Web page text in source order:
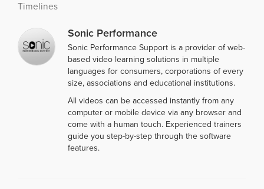
Timelines
Sonic Performance
Sonic Performance Support is a provider of web-
based video learning solutions in multiple
languages for consumers, corporations of every
size, associations and educational institutions.
All videos can be accessed instantly from any
computer or mobile device via any browser and
come with a human touch. Experienced trainers
guide you step-by-step through the software
features.